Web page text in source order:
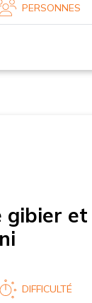
PERSONNES
gibier et
DIFFICULTÉ